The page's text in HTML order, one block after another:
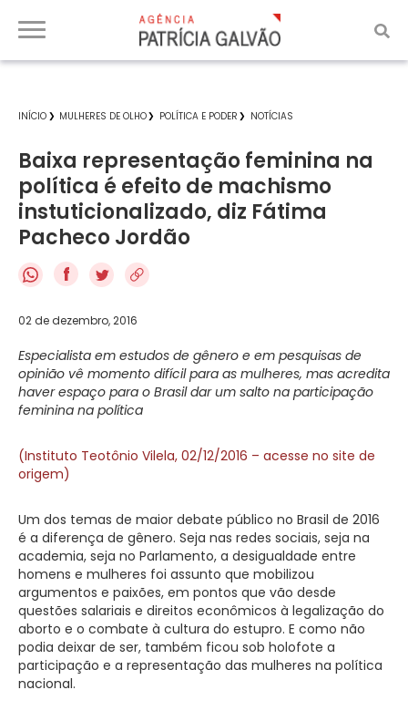
INÍCIO MULHERES DE OLHO POLÍTICA E PODER NOTÍCIAS
Baixa representação feminina na
política é efeito de machismo
instuticionalizado, diz Fátima
Pacheco Jordão
f
02 de dezembro, 2016
Especialista em estudos de gênero e em pesquisas de
opinião vê momento difícil para as mulheres, mas acredita
haver espaço para o Brasil dar um salto na participação
feminina na política
(Instituto Teotônio Vilela, 02/12/2016 – acesse no site de
origem)
Um dos temas de maior debate público no Brasil de 2016
é a diferença de gênero. Seja nas redes sociais, seja na
academia, seja no Parlamento, a desigualdade entre
homens e mulheres foi assunto que mobilizou
argumentos e paixões, em pontos que vão desde
questões salariais e direitos econômicos à legalização do
aborto e o combate à cultura do estupro. E como não
podia deixar de ser, também ficou sob holofote a
participação e a representação das mulheres na política
nacional.